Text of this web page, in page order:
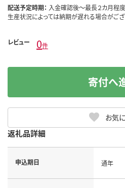
配送予定時期： 入金確認後～最長２カ月程
生産状況によっては納期が遅れる場合がござ
レビュー 0件
お気
寄付へ
返礼品詳細
申込期日 通年